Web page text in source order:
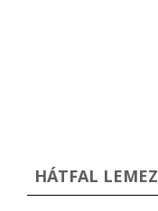
HÁTFAL LEMEZ